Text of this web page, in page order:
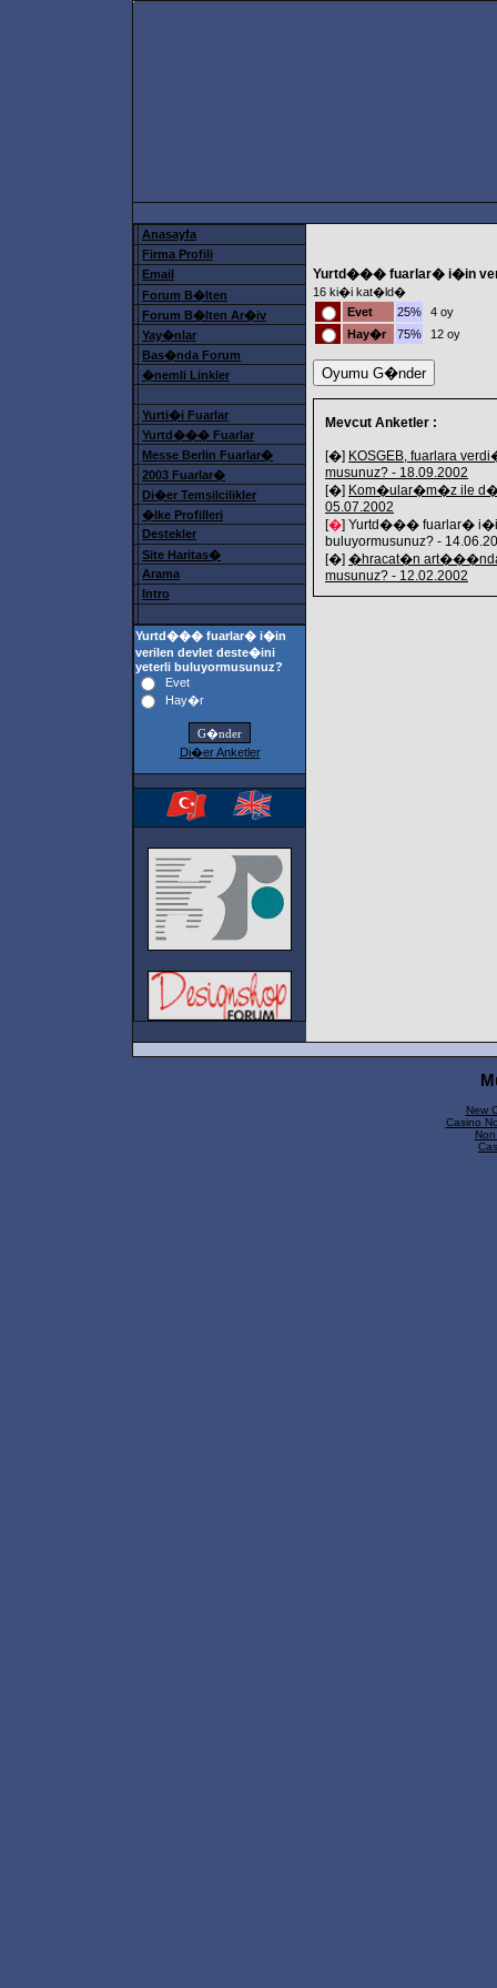
Anasayfa
Firma Profili
Email
Forum B�lten
Forum B�lten Ar�iv
Yay�nlar
Bas�nda Forum
�nemli Linkler
Yurti�i Fuarlar
Yurtd��� Fuarlar
Messe Berlin Fuarlar�
2003 Fuarlar�
Di�er Temsilcilikler
�lke Profilleri
Destekler
Site Haritas�
Arama
Intro
Yurtd��� fuarlar� i�in
verilen devlet deste�ini
yeterli buluyormusunuz?
Evet
Hay�r
Di�er Anketler
Yurtd��� fuarlar� i�in
16 ki�i kat�ld�
Evet
25%
4 oy
Hay�r
75% 12 oy
Mevcut Anketler :
[�] KOSGEB, fuarlara
musunuz? - 18.09.2002
[�] Kom�ular�m�z ile
05.07.2002
[�] Yurtd��� fuarlar�
buluyormusunuz? -
[�] �hracat�n
musunuz? - 12.02.2002
New
Casino